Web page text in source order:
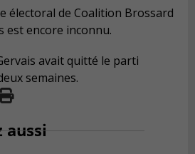
électoral de Coalition Brossard
est encore inconnu.
avait quitté le parti
semaines.
aussi